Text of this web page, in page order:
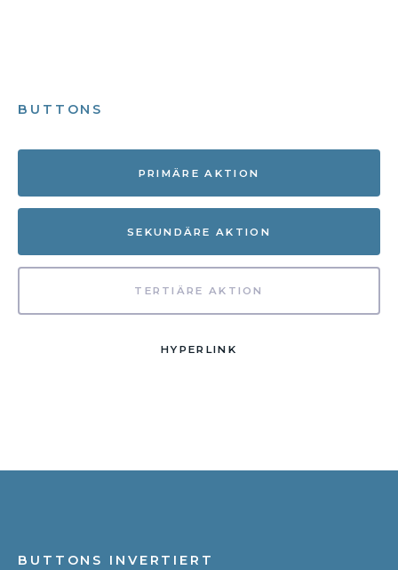
BUTTONS
PRIMÄRE AKTION
SEKUNDÄRE AKTION
TERTIÄRE AKTION
HYPERLINK
BUTTONS INVERTIERT